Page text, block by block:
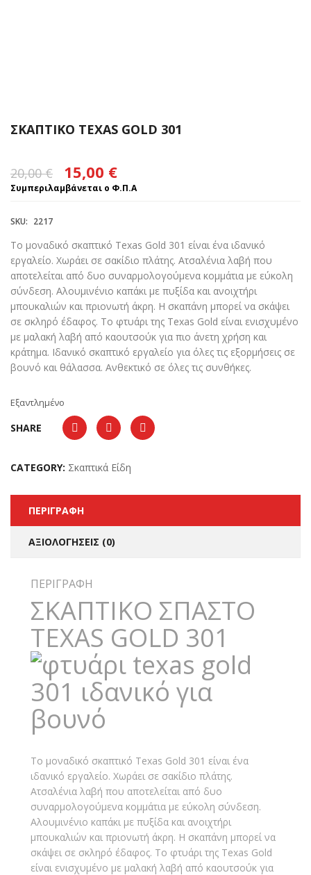
ΣΚΑΠΤΙΚΟ TEXAS GOLD 301
20,00€
Original
price
15,00 €
τρέχουσα
15,00 €.
Συμπεριλαμβάνεται ο Φ.Π.Α
SKU: 2217
Το μοναδικό σκαπτικό Texas Gold 301 είναι ένα ιδανικό
εργαλείο. Χωράει σε σακίδιο πλάτης. Ατσαλένια λαβή που
αποτελείται από δυο συναρμολογούμενα κομμάτια με εύκολη
σύνδεση. Αλουμινένιο καπάκι με πυξίδα και ανοιχτήρι
μπουκαλιών και πριονωτή άκρη. Η σκαπάνη μπορεί να σκάψει
σε σκληρό έδαφος. Το φτυάρι της Texas Gold είναι ενισχυμένο
με μαλακή λαβή από καουτσούκ για πιο άνετη χρήση και
κράτημα. Ιδανικό σκαπτικό εργαλείο για όλες τις εξορμήσεις σε
βουνό και θάλασσα. Ανθεκτικό σε όλες τις συνθήκες.
Εξαντλημένο
SHARE
CATEGORY: Σκαπτικά Είδη
ΠΕΡΙΓΡΑΦΉ
ΑΞΙΟΛΟΓΉΣΕΙΣ (0)
ΠΕΡΙΓΡΑΦΉ
ΣΚΑΠΤΙΚΟ ΣΠΑΣΤΟ
TEXAS GOLD 301
Το μοναδικό σκαπτικό Texas Gold 301 είναι ένα
ιδανικό εργαλείο. Χωράει σε σακίδιο πλάτης.
Ατσαλένια λαβή που αποτελείται από δυο
συναρμολογούμενα κομμάτια με εύκολη σύνδεση.
Αλουμινένιο καπάκι με πυξίδα και ανοιχτήρι
μπουκαλιών και πριονωτή άκρη. Η σκαπάνη μπορεί να
σκάψει σε σκληρό έδαφος. Το φτυάρι της Texas Gold
είναι ενισχυμένο με μαλακή λαβή από καουτσούκ για